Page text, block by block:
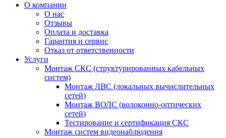
О компании
О нас
Отзывы
Оплата и доставка
Гарантия и сервис
Отказ от ответственности
Услуги
Монтаж СКС (структурированных кабельных
систем)
Монтаж ЛВС (локальных вычислительных
сетей)
Монтаж ВОЛС (волоконно-оптических
сетей)
Тестирование и сертификация СКС
Монтаж систем видеонаблюдения